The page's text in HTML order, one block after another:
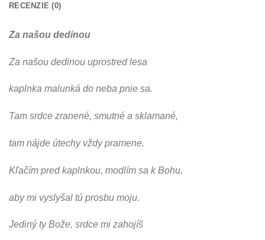
RECENZIE (0)
Za našou dedinou
Za našou dedinou uprostred lesa
kaplnka malunká do neba pnie sa.
Tam srdce zranené, smutné a sklamané,
tam nájde útechy vždy pramene.
Kľačím pred kaplnkou, modlím sa k Bohu,
aby mi vyslyšal tú prosbu moju.
Jediný ty Bože, srdce mi zahojíš